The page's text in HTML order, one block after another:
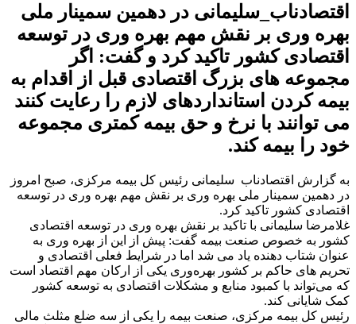
اقتصادناب_سلیمانی در دهمین سمینار ملی
بهره وری بر نقش مهم بهره وری در توسعه
اقتصادی کشور تاکید کرد و گفت: اگر
مجموعه های بزرگ اقتصادی قبل از اقدام به
بیمه کردن استانداردهای لازم را رعایت کنند
می توانند با نرخ و حق بیمه کمتری مجموعه
خود را بیمه کند.
به گزارش اقتصادناب سلیمانی رئیس کل بیمه مرکزی، صبح امروز
در دهمین سمینار ملی بهره وری بر نقش مهم بهره وری در توسعه
اقتصادی کشور تاکید کرد.
غلامرضا سلیمانی با تاکید بر نقش بهره وری در توسعه اقتصادی
کشور به خصوص صنعت بیمه گفت: پیش از این از بهره وری به
عنوان شتاب دهنده یاد می شد اما در شرایط فعلی اقتصادی و
تحریم های حاکم بر کشور بهره‌وری یکی از ارکان مهم اقتصاد است
که می‌تواند با کمبود منابع و مشکلات اقتصادی به توسعه کشور
کمک شایانی کند.
رئیس کل بیمه مرکزی، صنعت بیمه را یکی از سه ضلع مثلث مالی